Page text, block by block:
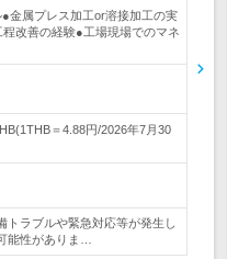
金属プレス加工or溶接加工の実
改善の経験●工場現場でのマネ
＝4.88円/2026年7月30
ラブルや緊急対応等が発生し
能性がありま…